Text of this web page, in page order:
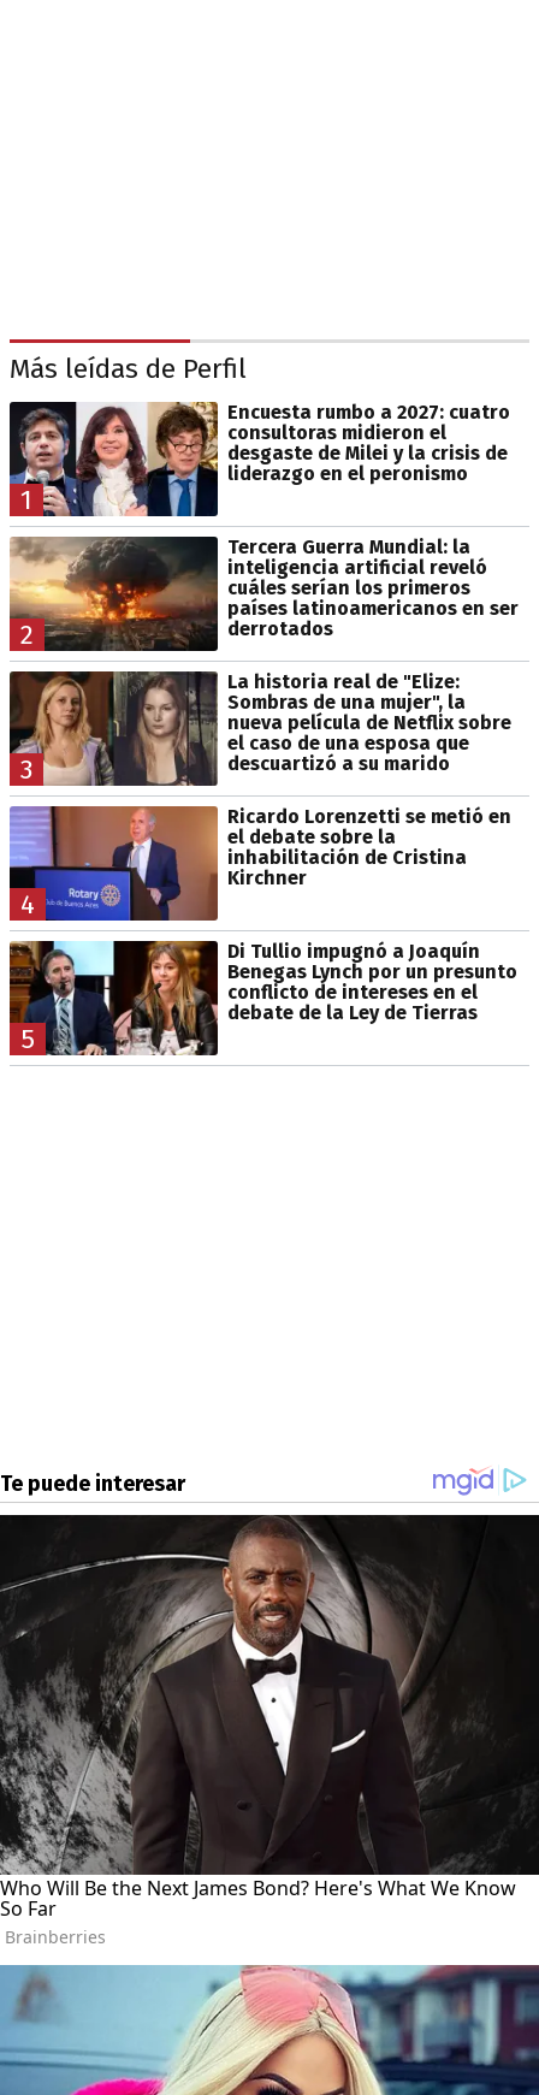
Más leídas de Perfil
1
Encuesta rumbo a 2027: cuatro
consultoras midieron el
desgaste de Milei y la crisis de
liderazgo en el peronismo
2
Tercera Guerra Mundial: la
inteligencia artificial reveló
cuáles serían los primeros
países latinoamericanos en ser
derrotados
3
La historia real de "Elize:
Sombras de una mujer", la
nueva película de Netflix sobre
el caso de una esposa que
descuartizó a su marido
4
Ricardo Lorenzetti se metió en
el debate sobre la
inhabilitación de Cristina
Kirchner
5
Di Tullio impugnó a Joaquín
Benegas Lynch por un presunto
conflicto de intereses en el
debate de la Ley de Tierras